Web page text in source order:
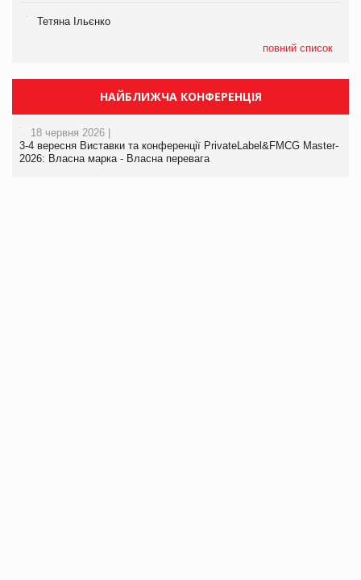
Тетяна Ільєнко
повний список
НАЙБЛИЖЧА КОНФЕРЕНЦІЯ
18 червня 2026 |
3-4 вересня Виставки та конференції PrivateLabel&FMCG Master-
2026: Власна марка - Власна перевага